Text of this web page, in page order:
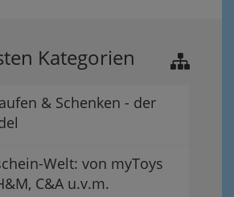
Kategorien
& Schenken - der
Welt: von myToys
C&A u.v.m.